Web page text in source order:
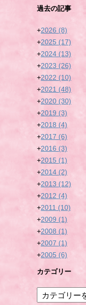
過去の記事
+2026 (8)
+2025 (17)
+2024 (13)
+2023 (26)
+2022 (10)
+2021 (48)
+2020 (30)
+2019 (3)
+2018 (4)
+2017 (6)
+2016 (3)
+2015 (1)
+2014 (2)
+2013 (12)
+2012 (4)
+2011 (10)
+2009 (1)
+2008 (1)
+2007 (1)
+2005 (6)
カテゴリー
テ